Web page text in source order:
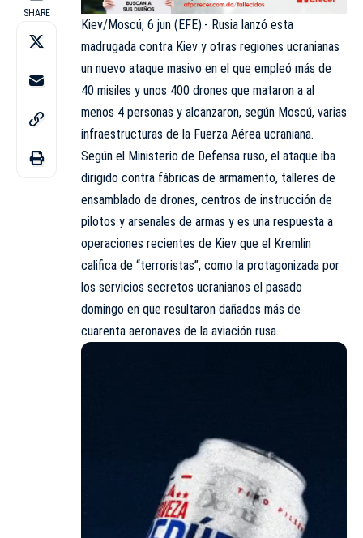
SHARE
Kiev/Moscú, 6 jun (EFE).- Rusia lanzó esta
madrugada contra Kiev y otras regiones ucranianas
un nuevo ataque masivo en el que empleó más de
40 misiles y unos 400 drones que mataron a al
menos 4 personas y alcanzaron, según Moscú, varias
infraestructuras de la Fuerza Aérea ucraniana.
Según el Ministerio de Defensa ruso, el ataque iba
dirigido contra fábricas de armamento, talleres de
ensamblado de drones, centros de instrucción de
pilotos y arsenales de armas y es una respuesta a
operaciones recientes de Kiev que el Kremlin
califica de “terroristas”, como la protagonizada por
los servicios secretos ucranianos el pasado
domingo en que resultaron dañados más de
cuarenta aeronaves de la aviación rusa.